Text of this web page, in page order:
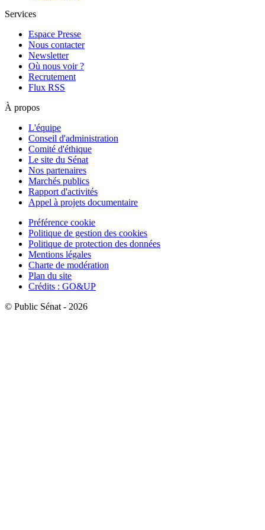
Services
Espace Presse
Nous contacter
Newsletter
Où nous voir ?
Recrutement
Flux RSS
À propos
L'équipe
Conseil d'administration
Comité d'éthique
Le site du Sénat
Nos partenaires
Marchés publics
Rapport d'activités
Appel à projets documentaire
Préférence cookie
Politique de gestion des cookies
Politique de protection des données
Mentions légales
Charte de modération
Plan du site
Crédits : GO&UP
© Public Sénat - 2026